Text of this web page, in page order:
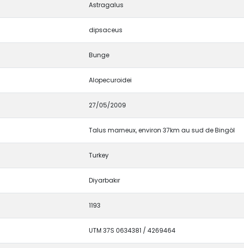
Astragalus
dipsaceus
Bunge
Alopecuroidei
27/05/2009
Talus marneux, environ 37km au sud de Bingöl
Turkey
Diyarbakır
1193
UTM 37S 0634381 / 4269464